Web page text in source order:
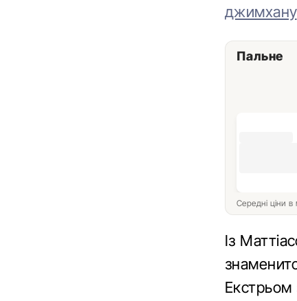
джимхану
Пальне
Середні ціни
Із
Екстрьом